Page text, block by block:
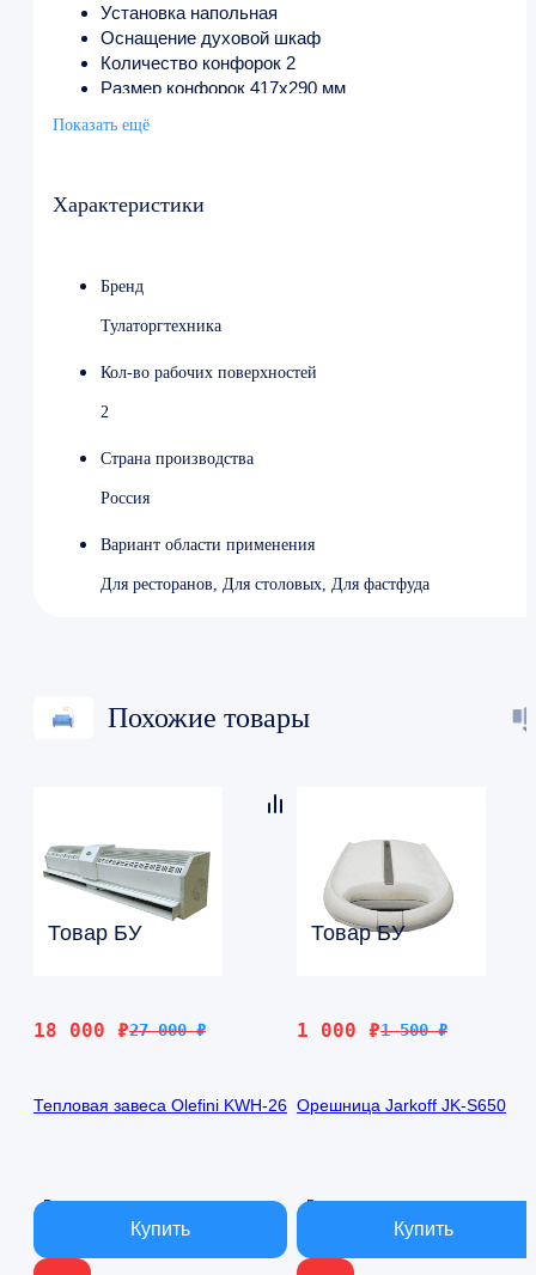
Установка напольная
Оснащение духовой шкаф
Количество конфорок 2
Размер конфорок 417х290 мм
Температурный режим духовки от 50 до 300 °С
Ширина 950 мм
Вес 140 кг
Показать ещё
Характеристики
Бренд
Тулаторгтехника
Кол-во рабочих поверхностей
2
Страна производства
Россия
Вариант области применения
Для ресторанов, Для столовых, Для фастфуда
Похожие товары
Товар БУ
27 000₽
Первоначальная
27
18 000 ₽
Текущая
000 ₽.
Тепловая завеса Olefini KWH-26
В наличии
Товар БУ
1 500₽
Первоначальная
1
1 000 ₽
Текущая
000 ₽.
Орешница Jarkoff JK-S650
В наличии